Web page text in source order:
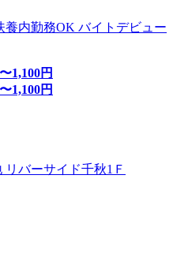
養内勤務OK バイトデビュー
1,100円
1,100円
バーサイド千秋1Ｆ